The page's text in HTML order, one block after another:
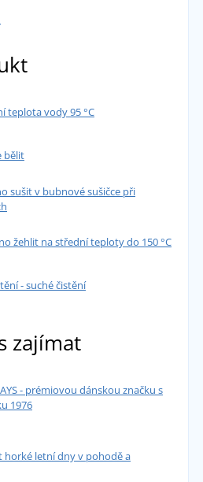
teplota vody 95 °C
bělit
sušit v bubnové sušičce při
žehlit na střední teploty do 150 °C
- suché čistění
zajímat
- prémiovou dánskou značku s
1976
horké letní dny v pohodě a